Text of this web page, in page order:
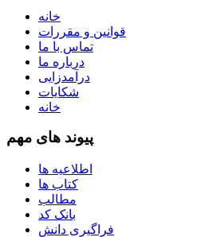
خانه
قوانین و مقررات
تماس با ما
درباره ما
درآمدزایی
شکایات
خانه
پیوند های مهم
اطلاعیه ها
کتاب ها
مطالب
بانک کد
فراگیری دانش